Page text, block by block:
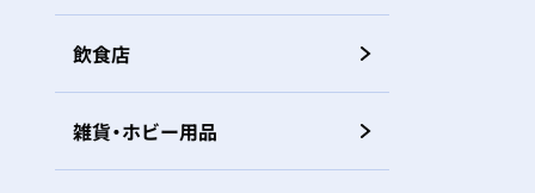
飲食店
雑貨・ホビー用品